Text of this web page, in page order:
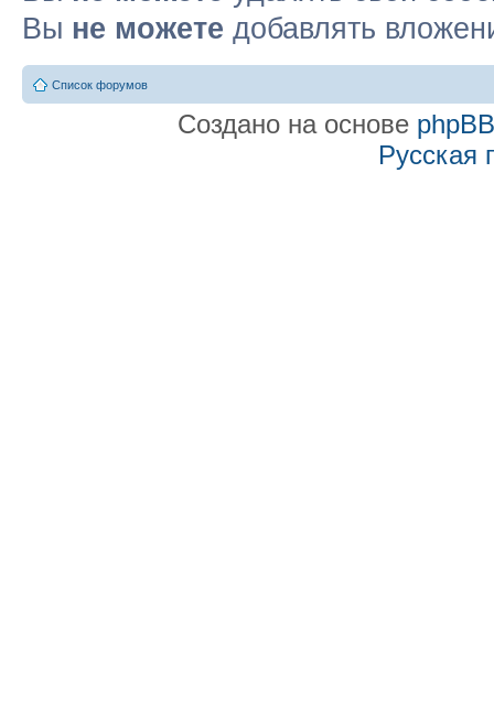
Вы не можете добавлять
Список форумов
Создано на основе phpBB
Русская